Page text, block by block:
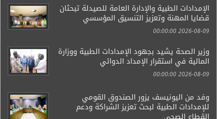
الإمدادات الطبية والإدارة العامة للصيدلة تبحثان
قضايا المهنة وتعزيز التنسيق المؤسسي
2026-08-09 00:00:00
وزير الصحة يشيد بجهود الإمدادات الطبية ووزارة
المالية في استقرار الإمداد الدوائي
2026-08-09 00:00:00
وفد من اليونيسف يزور الصندوق القومي
للإمدادات الطبية لبحث تعزيز الشراكة ودعم